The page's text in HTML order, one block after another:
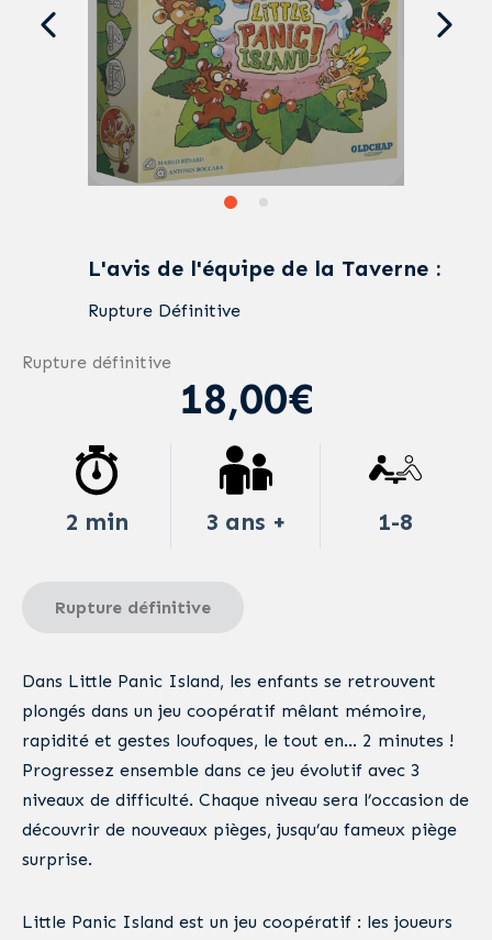
L'avis de l'équipe de la Taverne :
Rupture Définitive
Rupture définitive
18,00€
2 min 3 ans + 1-8
Rupture définitive
Dans Little Panic Island, les enfants se retrouvent
plongés dans un jeu coopératif mêlant mémoire,
rapidité et gestes loufoques, le tout en… 2 minutes !
Progressez ensemble dans ce jeu évolutif avec 3
niveaux de difficulté. Chaque niveau sera l’occasion de
découvrir de nouveaux pièges, jusqu’au fameux piège
surprise.
Little Panic Island est un jeu coopératif : les joueurs